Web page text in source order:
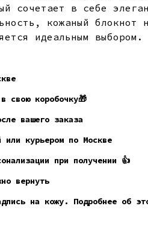
сочетает в себе
кожаный блокнот
идеальным выбором.
свою коробочку🎁
вашего заказа
или курьером по Москве
при получении 👍
вернуть
на кожу. Подробнее об